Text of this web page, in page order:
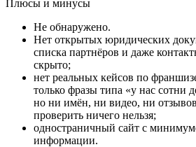
Плюсы и минусы
Не обнаружено.
Нет открытых юридических
списка партнёров и даже
скрыто;
нет реальных кейсов по
только фразы типа «у нас сотни
но ни имён, ни видео, ни
проверить ничего нельзя;
одностраничный сайт с
информации.